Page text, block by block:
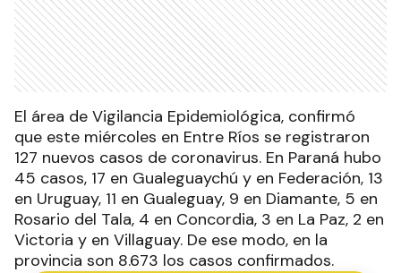
El área de Vigilancia Epidemiológica, confirmó
que este miércoles en Entre Ríos se registraron
127 nuevos casos de coronavirus. En Paraná hubo
45 casos, 17 en Gualeguaychú y en Federación, 13
en Uruguay, 11 en Gualeguay, 9 en Diamante, 5 en
Rosario del Tala, 4 en Concordia, 3 en La Paz, 2 en
Victoria y en Villaguay. De ese modo, en la
provincia son 8.673 los casos confirmados.